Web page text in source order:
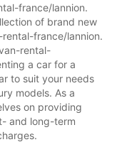
france/lannion.
of brand new
france/lannion.
rental-
a car for a
to suit your needs
models. As a
on providing
and long-term